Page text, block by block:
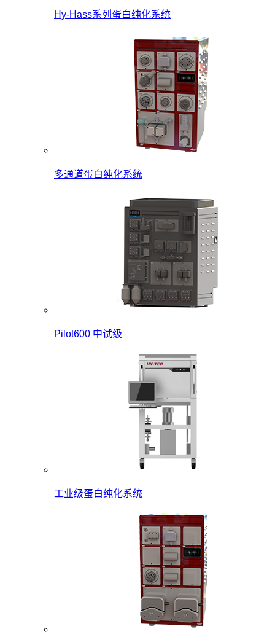
Hy-Hass系列蛋白纯化系统
多通道蛋白纯化系统
Pilot600 中试级
工业级蛋白纯化系统